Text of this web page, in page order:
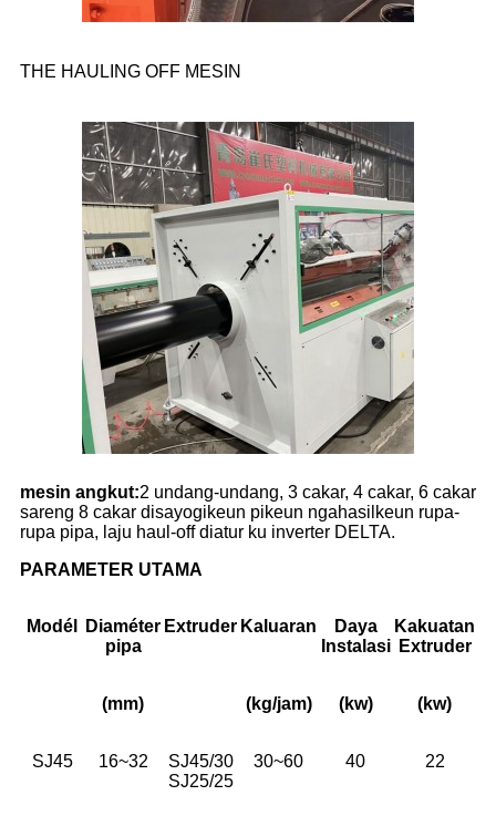
THE HAULING OFF MESIN
mesin angkut:2 undang-undang, 3 cakar, 4 cakar, 6 cakar
sareng 8 cakar disayogikeun pikeun ngahasilkeun rupa-
rupa pipa, laju haul-off diatur ku inverter DELTA.
PARAMETER UTAMA
Modél
Diaméter
pipa
Extruder Kaluaran
Daya
Instalasi
Kakuatan
Extruder
(mm) (kg/jam) (kw) (kw)
SJ45 16~32
SJ45/30
SJ25/25
30~60 40 22